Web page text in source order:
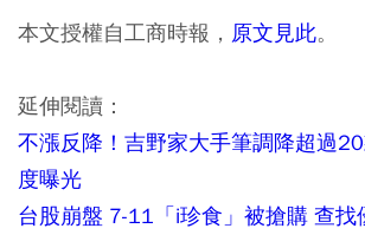
本文授權自工商時報， 原文見此。
延伸閱讀：
不漲反降！吉野家大手筆調降超過
度曝光
台股崩盤 7-11「i珍食」被搶購 查找